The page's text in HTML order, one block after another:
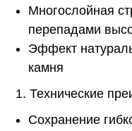
Многослойная
перепадами
Эффект
камня
Технические
Сохранение